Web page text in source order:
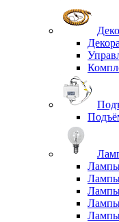
Лампы
Лампы
Лампы